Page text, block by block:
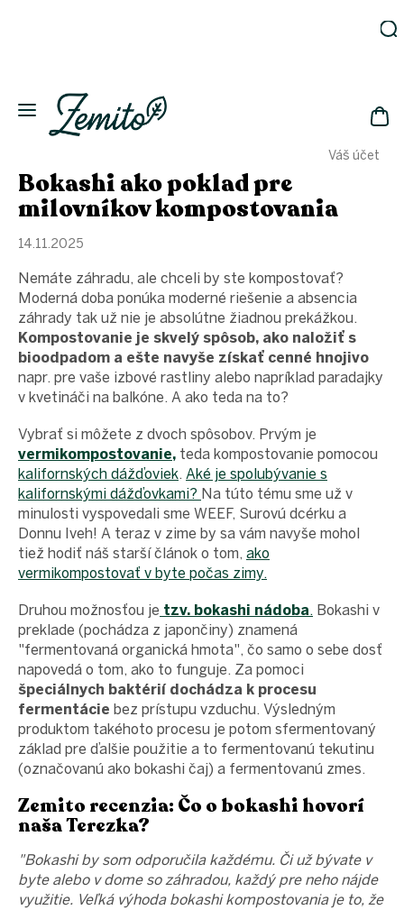
Váš účet
Ekodomácnosť
Ekologická
Kozmetika
Fľaše
Novinky
Eko
fľaše
Starostlivosť
o telo
proEXPORT_sk
Eko
domácnosť
Čo má
teraz
zelenú
Ekodrogéria
Darčeky
Bezodpadová
Vianoce
Vianoce
pre
všetkých
Náš
výber
Prihlásenie
Bokashi ako poklad pre
milovníkov kompostovania
14.11.2025
Nemáte záhradu, ale chceli by ste kompostovať?
Moderná doba ponúka moderné riešenie a absencia
záhrady tak už nie je absolútne žiadnou prekážkou.
Kompostovanie je skvelý spôsob, ako naložiť s
bioodpadom a ešte navyše získať cenné hnojivo
napr. pre vaše izbové rastliny alebo napríklad paradajky
v kvetináči na balkóne. A ako teda na to?
Vybrať si môžete z dvoch spôsobov. Prvým je
vermikompostovanie, teda kompostovanie pomocou
kalifornských dážďoviek. Aké je spolubývanie s
kalifornskými dážďovkami? Na túto tému sme už v
minulosti vyspovedali sme WEEF, Surovú dcérku a
Donnu Iveh! A teraz v zime by sa vám navyše mohol
tiež hodiť náš starší článok o tom, ako
vermikompostovať v byte počas zimy.
Druhou možnosťou je tzv. bokashi nádoba. Bokashi v
preklade (pochádza z japončiny) znamená
"fermentovaná organická hmota", čo samo o sebe dosť
napovedá o tom, ako to funguje. Za pomoci
špeciálnych baktérií dochádza k procesu
fermentácie bez prístupu vzduchu. Výsledným
produktom takéhoto procesu je potom sfermentovaný
základ pre ďalšie použitie a to fermentovanú tekutinu
(označovanú ako bokashi čaj) a fermentovanú zmes.
Zemito recenzia: Čo o bokashi hovorí
naša Terezka?
"Bokashi by som odporučila každému. Či už bývate v
byte alebo v dome so záhradou, každý pre neho nájde
využitie. Veľká výhoda bokashi kompostovania je to, že